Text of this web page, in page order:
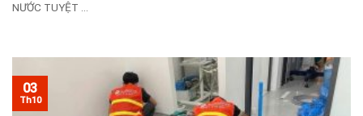
NƯỚC TUYỆT ...
03
Th10